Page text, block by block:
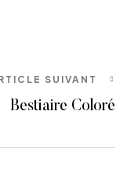
SUIVANT
Bestiaire Coloré